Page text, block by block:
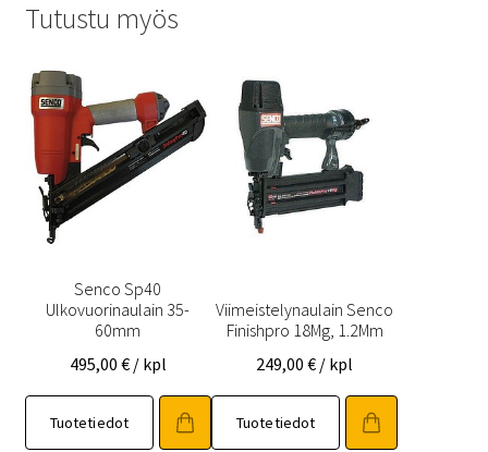
Tutustu myös
Senco Sp40
Ulkovuorinaulain 35-
60mm
495,00 € / kpl
Tuotetiedot
Viimeistelynaulain Senco
Finishpro 18Mg, 1.2Mm
249,00€ / kpl
Tuotetiedot